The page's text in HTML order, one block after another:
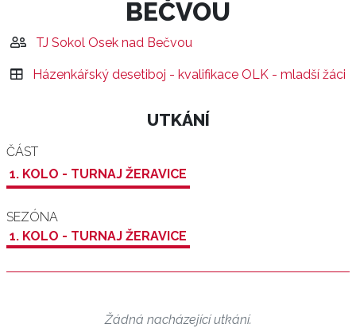
BEČVOU
TJ Sokol Osek nad Bečvou
Házenkářský desetiboj - kvalifikace OLK - mladší žáci
UTKÁNÍ
ČÁST
1. KOLO - TURNAJ ŽERAVICE
SEZÓNA
1. KOLO - TURNAJ ŽERAVICE
Žádná nacházející utkání.